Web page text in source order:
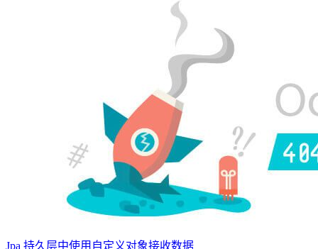
Jpa 持久层中使用自定义对象接收数据